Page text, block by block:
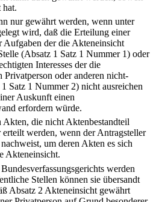
nur gewährt werden, wenn unter
wird, daß die Erteilung einer
der die Akteneinsicht
(Absatz 1 Satz 1 Nummer 1) oder
Interesses der die
Privatperson oder anderen nicht-
Satz 1 Nummer 2) nicht ausreichen
Auskunft einen
erfordern würde.
Akten, die nicht Aktenbestandteil
werden, wenn der Antragsteller
um deren Akten es sich
Akteneinsicht.
werden
Stellen können sie übersandt
Absatz 2 Akteneinsicht gewährt